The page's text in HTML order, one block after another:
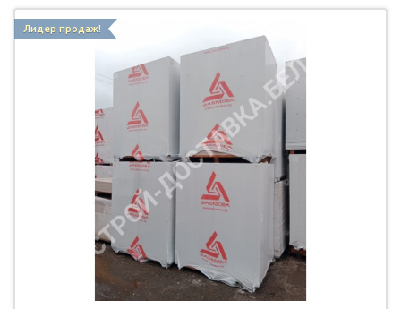
Лидер продаж!